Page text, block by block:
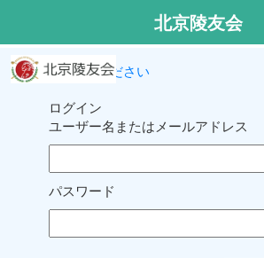
ログインしてください
ログイン
ユーザー名またはメールアドレス
パスワード
北京陵友会